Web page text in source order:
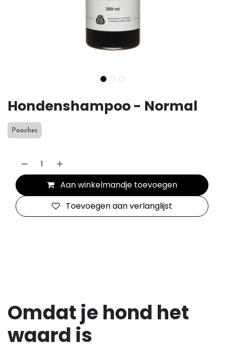
Hondenshampoo - Normal
Pooches
Aan winkelmandje toevoegen
Toevoegen aan verlanglijst
Omdat je hond het
waard is